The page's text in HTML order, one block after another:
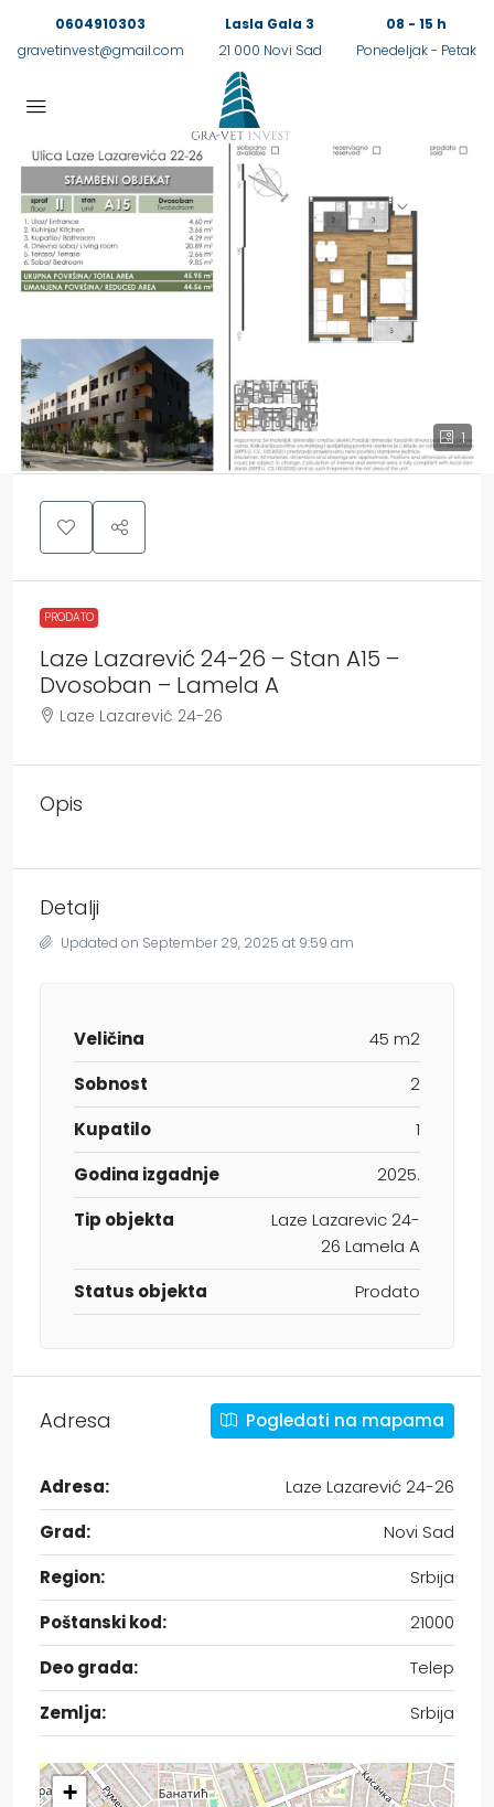
0604910303
gravetinvest@gmail.com
Lasla Gala 3
21 000 Novi Sad
08 - 15 h
Ponedeljak - Petak
1
PRODATO
Laze Lazarević 24-26 – Stan A15 –
Dvosoban – Lamela A
Laze Lazarević 24-26
Opis
Detalji
Updated on September 29, 2025 at 9:59 am
Veličina
45 m2
Sobnost
2
Kupatilo
1
Godina izgadnje
2025.
Tip objekta
Laze Lazarevic 24-
26 Lamela A
Status objekta
Prodato
Adresa Pogledati na mapama
Adresa:
Laze Lazarević 24-26
Grad:
Novi Sad
Region:
Srbija
Poštanski kod:
21000
Deo grada:
Telep
Zemlja:
Srbija
+